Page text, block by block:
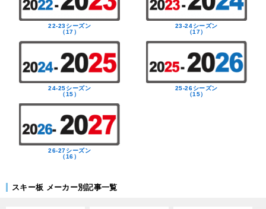
22-23シーズン
（17）
23-24シーズン
（17）
24-25シーズン
（15）
25-26シーズン
（15）
26-27シーズン
（16）
スキー板 メーカー別記事一覧